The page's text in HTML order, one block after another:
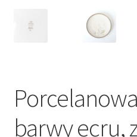
barwy ecru,